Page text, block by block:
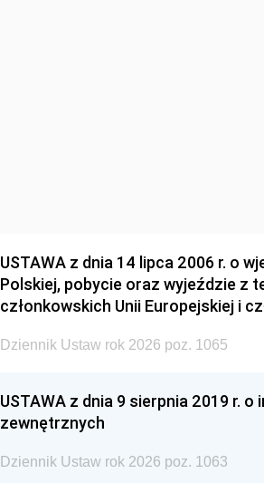
USTAWA z dnia 14 lipca 2006 r. o
Polskiej, pobycie oraz wyjeździe z
członkowskich Unii Europejskiej i
Dziennik Ustaw rok 2026 poz. 1065
USTAWA z dnia 9 sierpnia 2019 r.
zewnętrznych
Dziennik Ustaw rok 2026 poz. 1063